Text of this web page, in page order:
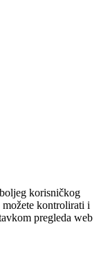
korisničkog
kontrolirati i
pregleda web